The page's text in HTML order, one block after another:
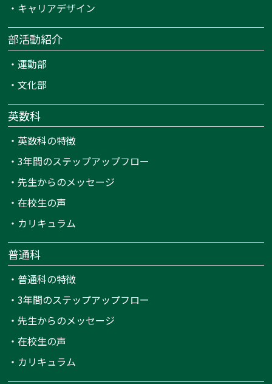
・ キャリアデザイン
部活動紹介
・運動部
・文化部
英数科
・ 英数科の特徴
・3年間のステップアップフロー
・先生からのメッセージ
・在校生の声
・ カリキュラム
普通科
・ 普通科の特徴
・3年間のステップアップフロー
・先生からのメッセージ
・在校生の声
・ カリキュラム